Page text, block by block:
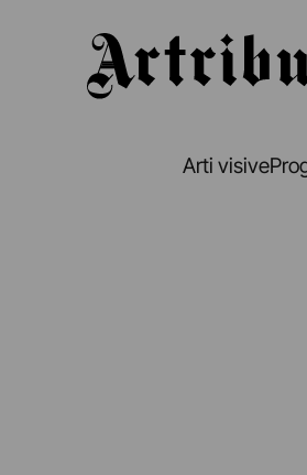
Arti visive